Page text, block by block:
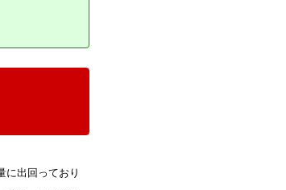
に出回っており